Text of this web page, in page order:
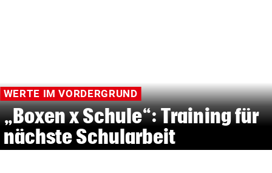
WERTE IM VORDERGRUND
„Boxen x Schule“: Training für
nächste Schularbeit